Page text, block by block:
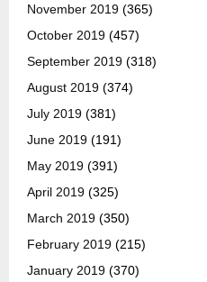
November 2019 (365)
October 2019 (457)
September 2019 (318)
August 2019 (374)
July 2019 (381)
June 2019 (191)
May 2019 (391)
April 2019 (325)
March 2019 (350)
February 2019 (215)
January 2019 (370)